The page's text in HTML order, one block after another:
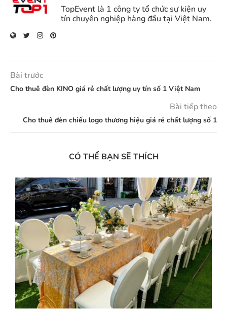
TopEvent là 1 công ty tổ chức sự kiện uy
tín chuyên nghiệp hàng đầu tại Việt Nam.
Bài trước
Cho thuê đèn KINO giá rẻ chất lượng uy tín số 1 Việt Nam
Bài tiếp theo
Cho thuê đèn chiếu logo thương hiệu giá rẻ chất lượng số 1
CÓ THỂ BẠN SẼ THÍCH